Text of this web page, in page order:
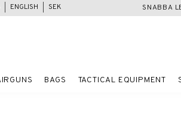
SNABBA
ENGLISH SEK
BAGS TACTICAL EQUIPMENT